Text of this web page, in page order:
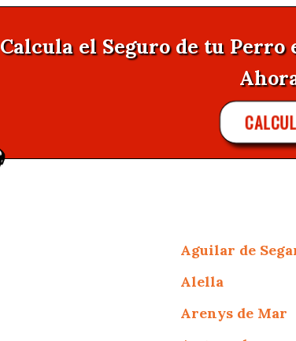
Calcula el Seguro de tu
Aguilar de
Alella
Arenys de Mar